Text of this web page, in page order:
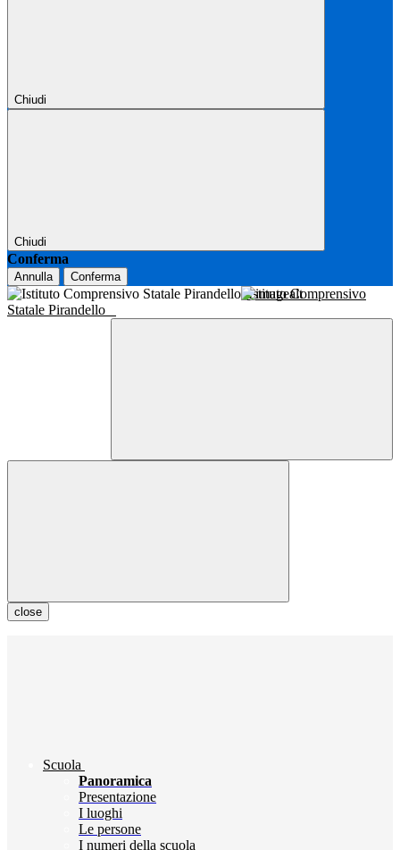
Chiudi
Chiudi
Conferma
Annulla Conferma
Istituto Comprensivo
Statale Pirandello
close
Scuola
Panoramica
Presentazione
I luoghi
Le persone
I numeri della scuola